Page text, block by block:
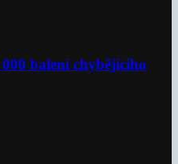
balení chybějícího